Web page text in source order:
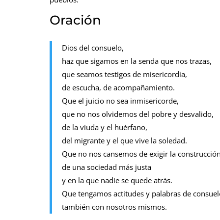
Oración
Dios del consuelo,
haz que sigamos en la senda que nos trazas,
que seamos testigos de misericordia,
de escucha, de acompañamiento.
Que el juicio no sea inmisericorde,
que no nos olvidemos del pobre y desvalido,
de la viuda y el huérfano,
del migrante y el que vive la soledad.
Que no nos cansemos de exigir la
de una sociedad más justa
y en la que nadie se quede atrás.
Que tengamos actitudes y palabras de
también con nosotros mismos.